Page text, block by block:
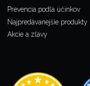
Prevencia podľa účinkov
Najpredávanejšie produkty
Akcie a zľavy